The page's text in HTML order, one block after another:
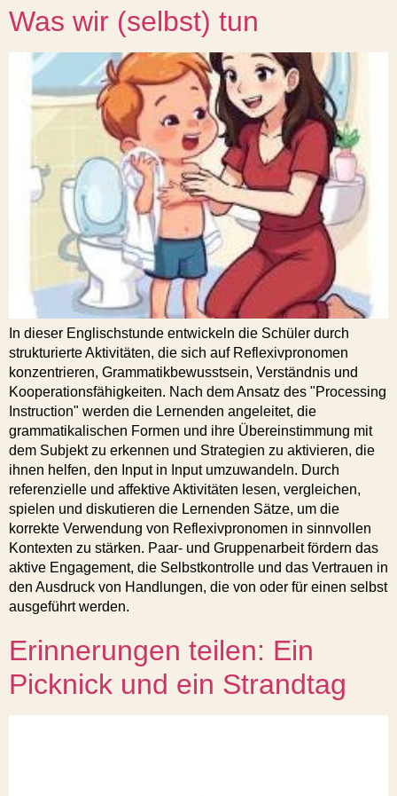
Was wir (selbst) tun
In dieser Englischstunde entwickeln die Schüler durch
strukturierte Aktivitäten, die sich auf Reflexivpronomen
konzentrieren, Grammatikbewusstsein, Verständnis und
Kooperationsfähigkeiten. Nach dem Ansatz des "Processing
Instruction" werden die Lernenden angeleitet, die
grammatikalischen Formen und ihre Übereinstimmung mit
dem Subjekt zu erkennen und Strategien zu aktivieren, die
ihnen helfen, den Input in Input umzuwandeln. Durch
referenzielle und affektive Aktivitäten lesen, vergleichen,
spielen und diskutieren die Lernenden Sätze, um die
korrekte Verwendung von Reflexivpronomen in sinnvollen
Kontexten zu stärken. Paar- und Gruppenarbeit fördern das
aktive Engagement, die Selbstkontrolle und das Vertrauen in
den Ausdruck von Handlungen, die von oder für einen selbst
ausgeführt werden.
Erinnerungen teilen: Ein
Picknick und ein Strandtag